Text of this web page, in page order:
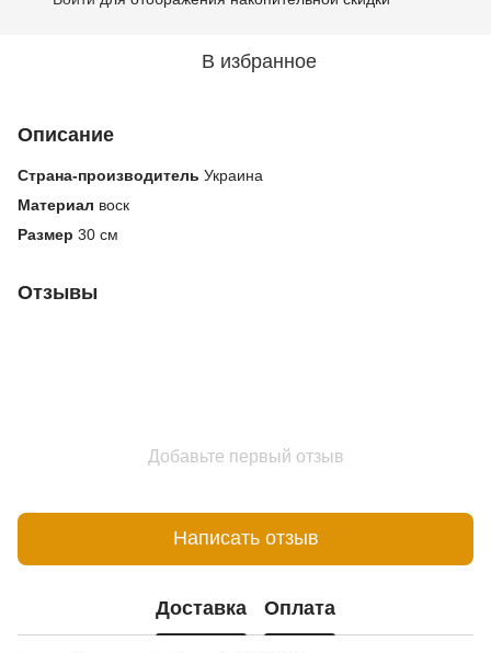
В избранное
Описание
Страна-производитель Украина
Материал воск
Размер 30 см
Отзывы
Добавьте первый отзыв
Написать отзыв
Доставка Оплата